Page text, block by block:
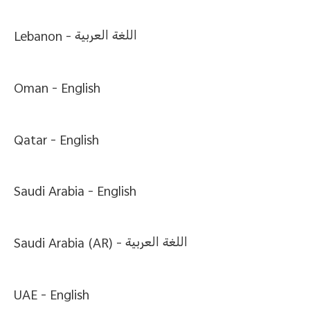
Lebanon -اللغة العربية
Oman - English
Qatar - English
Saudi Arabia - English
Saudi Arabia (AR) -اللغة العربية
UAE - English